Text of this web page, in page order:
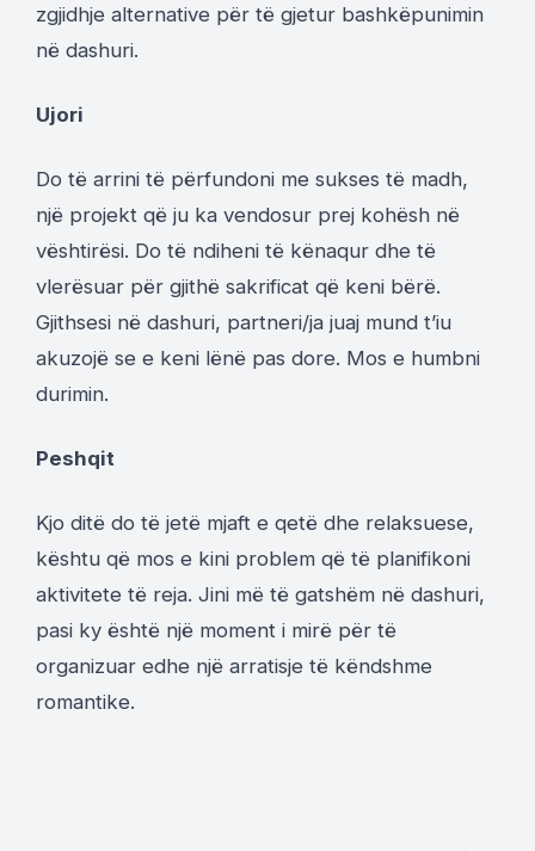
zgjidhje alternative për të gjetur bashkëpunimin
në dashuri.
Ujori
Do të arrini të përfundoni me sukses të madh,
një projekt që ju ka vendosur prej kohësh në
vështirësi. Do të ndiheni të kënaqur dhe të
vlerësuar për gjithë sakrificat që keni bërë.
Gjithsesi në dashuri, partneri/ja juaj mund t’iu
akuzojë se e keni lënë pas dore. Mos e humbni
durimin.
Peshqit
Kjo ditë do të jetë mjaft e qetë dhe relaksuese,
kështu që mos e kini problem që të planifikoni
aktivitete të reja. Jini më të gatshëm në dashuri,
pasi ky është një moment i mirë për të
organizuar edhe një arratisje të këndshme
romantike.